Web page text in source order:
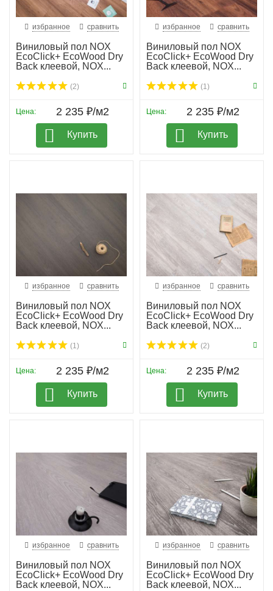
избранное сравнить
Виниловый пол NOX
EcoClick+ EcoWood Dry
Back клеевой, NOX...
(2)
Цена: 2 235 ₽/м2
Купить
избранное сравнить
Виниловый пол NOX
EcoClick+ EcoWood Dry
Back клеевой, NOX...
(1)
Цена: 2 235 ₽/м2
Купить
избранное сравнить
Виниловый пол NOX
EcoClick+ EcoWood Dry
Back клеевой, NOX...
(1)
Цена: 2 235 ₽/м2
Купить
избранное сравнить
Виниловый пол NOX
EcoClick+ EcoWood Dry
Back клеевой, NOX...
(2)
Цена: 2 235 ₽/м2
Купить
избранное сравнить
Виниловый пол NOX
EcoClick+ EcoWood Dry
Back клеевой, NOX...
избранное сравнить
Виниловый пол NOX
EcoClick+ EcoWood Dry
Back клеевой, NOX...